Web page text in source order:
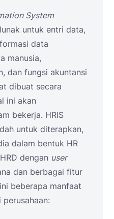
System
untuk entri data,
data
manusia,
dan fungsi akuntansi
dibuat secara
ini akan
bekerja. HRIS
untuk diterapkan,
dalam bentuk HR
dengan user
dan berbagai fitur
beberapa manfaat